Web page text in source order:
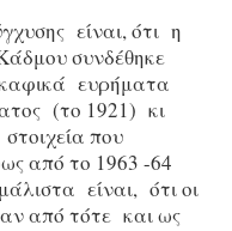
είναι, ότι η
συνδέθηκε
ευρήματα
(το 1921) κι
που
από το 1963 -64
είναι, ότι οι
από τότε και ως